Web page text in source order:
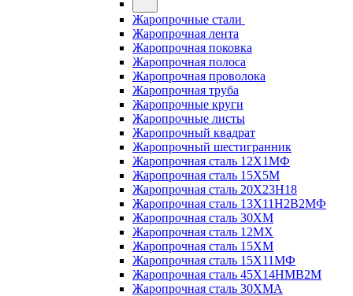
Жаропрочные стали
Жаропрочная лента
Жаропрочная поковка
Жаропрочная полоса
Жаропрочная проволока
Жаропрочная труба
Жаропрочные круги
Жаропрочные листы
Жаропрочный квадрат
Жаропрочный шестигранник
Жаропрочная сталь 12Х1МФ
Жаропрочная сталь 15Х5М
Жаропрочная сталь 20Х23Н18
Жаропрочная сталь 13Х11Н2В2МФ
Жаропрочная сталь 30ХМ
Жаропрочная сталь 12МХ
Жаропрочная сталь 15ХМ
Жаропрочная сталь 15Х11МФ
Жаропрочная сталь 45Х14НМВ2М
Жаропрочная сталь 30ХМА